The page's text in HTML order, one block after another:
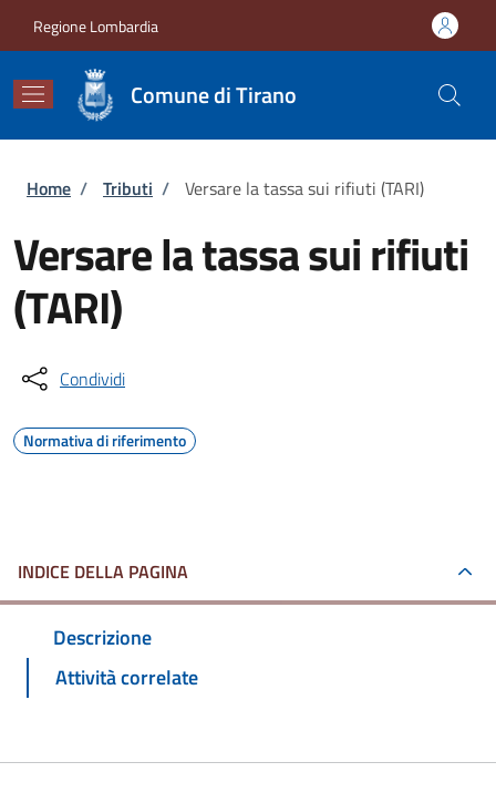
Regione Lombardia
Comune di Tirano
Briciole di pane
Home / Tributi / Versare la tassa sui rifiuti (TARI)
Versare la tassa sui rifiuti
(TARI)
Condividi
Normativa di riferimento
INDICE DELLA PAGINA
Descrizione
Attività correlate